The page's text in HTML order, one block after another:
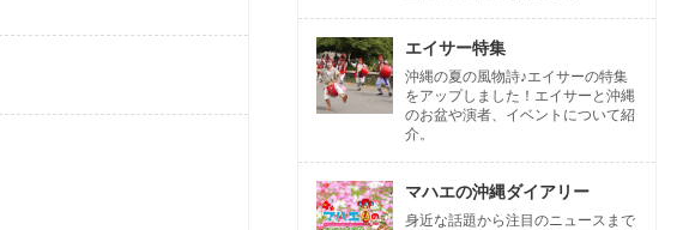
エイサー特集
沖縄の夏の風物詩♪エイサーの特集
をアップしました！エイサーと沖縄
のお盆や演者、イベントについて紹
介。
マハエの沖縄ダイアリー
身近な話題から注目のニュースまで